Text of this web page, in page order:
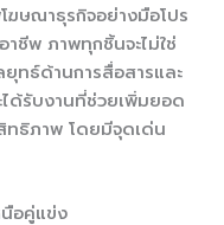
ฆษณาธุรกิจอย่างมือโปร
าชีพ ภาพทุกชิ้นจะไม่ใช่
ทธ์ด้านการสื่อสารและ
ด้รับงานที่ช่วยเพิ่มยอด
ทธิภาพ โดยมีจุดเด่น
อคู่แข่ง